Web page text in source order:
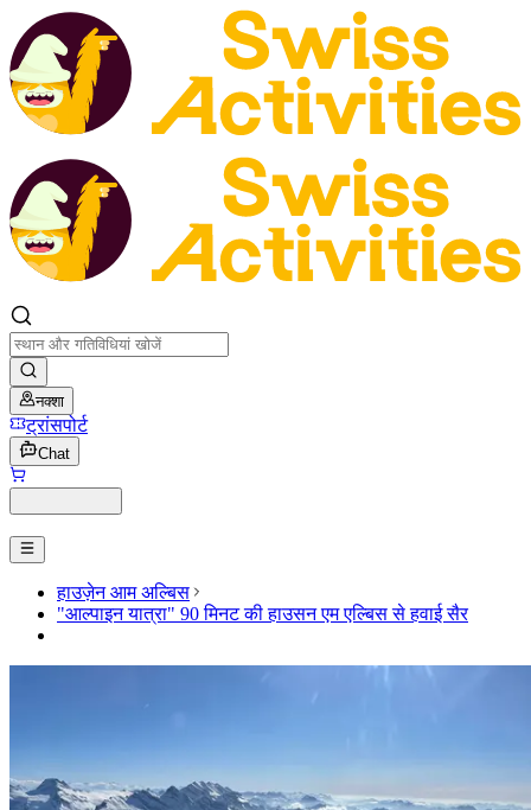
नक्शा
ट्रांसपोर्ट
Chat
हाउज़ेन आम अल्बिस
"आल्पाइन यात्रा" 90 मिनट की हाउसन एम एल्बिस से हवाई सैर